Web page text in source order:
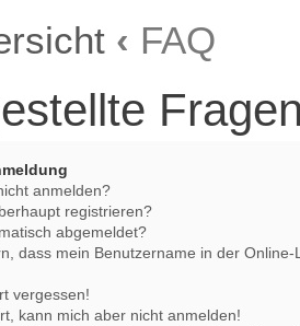
‹ FAQ
anmelden?
registrieren?
abgemeldet?
dass mein Benutzername in der Online-
vergessen!
kann mich aber nicht anmelden!